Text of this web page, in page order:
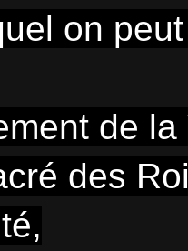
on
de
des